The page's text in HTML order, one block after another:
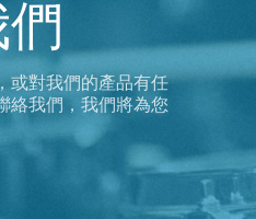
或對我們的產品有任
絡我們，我們將為您